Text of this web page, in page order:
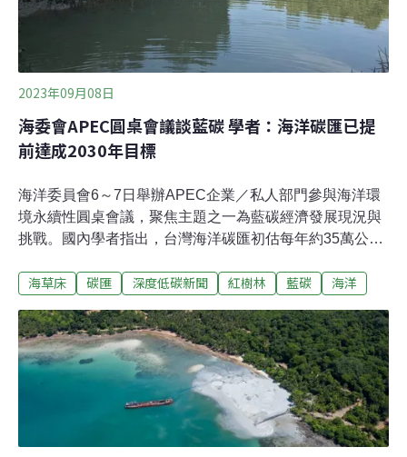
2023年09月08日
海委會APEC圓桌會議談藍碳 學者：海洋碳匯已提
前達成2030年目標
海洋委員會6～7日舉辦APEC企業／私人部門參與海洋環
境永續性圓桌會議，聚焦主題之一為藍碳經濟發展現況與
挑戰。國內學者指出，台灣海洋碳匯初估每年約35萬公噸
向文則說，相關計畫正在實驗，碳匯增加不易，未來以維
環。中興大學生命科學系終身特聘教授林幸助說明，台灣
藍碳面積約6350公頃，以海草床面積最大，約5470公頃。
他也透露，台灣海洋碳匯初估每年約35萬公噸二氧化碳當
量，已達成2030年34萬噸的目標。海保署署長黃向文受訪
時說，我國藍碳直到今年才有比較精確的數字，還在持續
計算中。碳匯增量的相關計畫也正在進行實驗，但碳匯增
海草床 碳匯 深度低碳新聞 紅樹林 藍碳 海洋